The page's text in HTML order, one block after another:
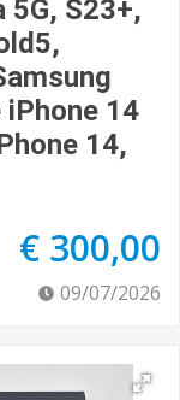
5G, S23+,
iPhone 14
14,
€ 300,00
09/07/2026